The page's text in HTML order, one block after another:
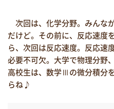
次回は、化学分野。みんな
だけど。その前に、反応速度
ら、次回は反応速度。反応速
必要不可欠。大学で物理分野
高校生は、数学Ⅲの微分積分
らね♪